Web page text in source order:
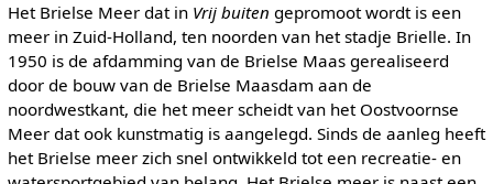
Het Brielse Meer dat in Vrij buiten gepromoot wordt is een
meer in Zuid-Holland, ten noorden van het stadje Brielle. In
1950 is de afdamming van de Brielse Maas gerealiseerd
door de bouw van de Brielse Maasdam aan de
noordwestkant, die het meer scheidt van het Oostvoornse
Meer dat ook kunstmatig is aangelegd. Sinds de aanleg heeft
het Brielse meer zich snel ontwikkeld tot een recreatie- en